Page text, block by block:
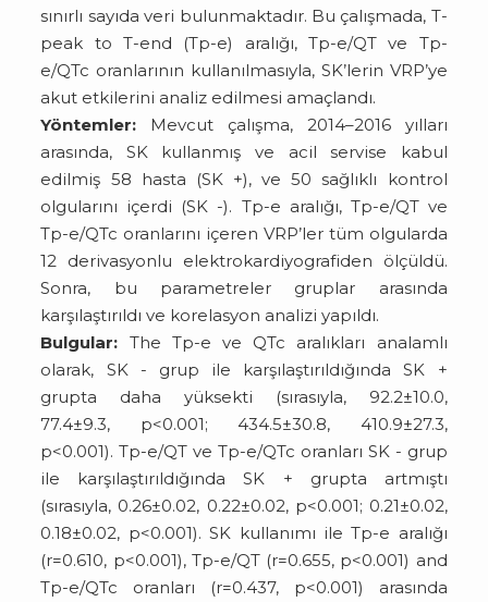
sınırlı sayıda veri bulunmaktadır. Bu çalışmada, T-
peak to T-end (Tp-e) aralığı, Tp-e/QT ve Tp-
e/QTc oranlarının kullanılmasıyla, SK’lerin VRP’ye
akut etkilerini analiz edilmesi amaçlandı.
Yöntemler: Mevcut çalışma, 2014–2016 yılları
arasında, SK kullanmış ve acil servise kabul
edilmiş 58 hasta (SK +), ve 50 sağlıklı kontrol
olgularını içerdi (SK -). Tp-e aralığı, Tp-e/QT ve
Tp-e/QTc oranlarını içeren VRP’ler tüm olgularda
12 derivasyonlu elektrokardiyografiden ölçüldü.
Sonra, bu parametreler gruplar arasında
karşılaştırıldı ve korelasyon analizi yapıldı.
Bulgular: The Tp-e ve QTc aralıkları analamlı
olarak, SK - grup ile karşılaştırıldığında SK +
grupta daha yüksekti (sırasıyla, 92.2±10.0,
77.4±9.3, p<0.001; 434.5±30.8, 410.9±27.3,
p<0.001). Tp-e/QT ve Tp-e/QTc oranları SK - grup
ile karşılaştırıldığında SK + grupta artmıştı
(sırasıyla, 0.26±0.02, 0.22±0.02, p<0.001; 0.21±0.02,
0.18±0.02, p<0.001). SK kullanımı ile Tp-e aralığı
(r=0.610, p<0.001), Tp-e/QT (r=0.655, p<0.001) and
Tp-e/QTc oranları (r=0.437, p<0.001) arasında